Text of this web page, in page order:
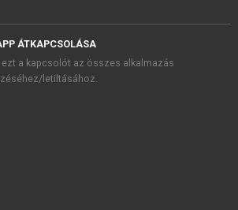
ÁTKAPCSOLÁSA
ezt a kapcsolót az összes alkalmazás
letiltásához.